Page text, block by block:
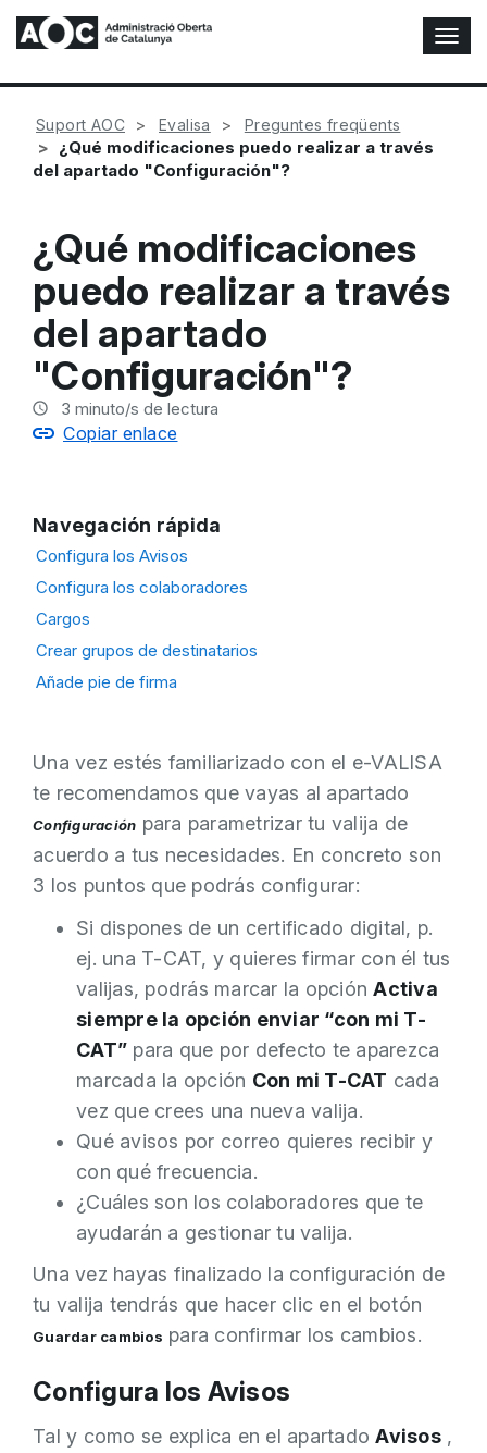
A
l
t
e
Suport AOC Evalisa Preguntes freqüents
¿Qué modificaciones puedo realizar a través
del apartado "Configuración"?
¿Qué modificaciones
puedo realizar a través
del apartado
"Configuración"?
3 minuto/s de lectura
Copiar enlace
Una vez estés familiarizado con el e-VALISA
te recomendamos que vayas al apartado
Configuración para parametrizar tu valija de
acuerdo a tus necesidades. En concreto son
3 los puntos que podrás configurar:
Si dispones de un certificado digital, p.
ej. una T-CAT, y quieres firmar con él tus
valijas, podrás marcar la opciónActiva
siempre la opción enviar “con mi T-
CAT” para que por defecto te aparezca
marcada la opción Con mi T-CAT cada
vez que crees una nueva valija.
Qué avisos por correo quieres recibir y
con qué frecuencia.
¿Cuáles son los colaboradores que te
ayudarán a gestionar tu valija.
Una vez hayas finalizado la configuración de
tu valija tendrás que hacer clic en el botón
Guardar cambios para confirmar los cambios.
Configura los Avisos
Tal y como se explica en el apartadoAvisos,
Navegación rápida
Configura los Avisos
Configura los colaboradores
Cargos
Crear grupos de destinatarios
Añade pie de firma